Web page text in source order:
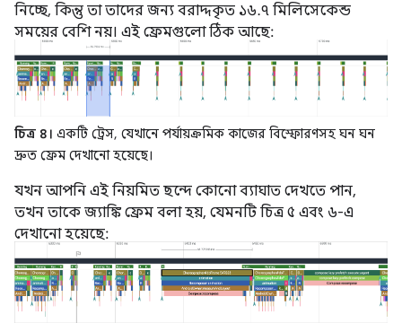
নিচ্ছে, কিন্তু তা তাদের জন্য বরাদ্দকৃত ১৬.৭ মিলিসেকেন্ড
সময়ের বেশি নয়। এই ফ্রেমগুলো ঠিক আছে:
চিত্র ৪। একটি ট্রেস, যেখানে পর্যায়ক্রমিক কাজের বিস্ফোরণসহ ঘন ঘন
দ্রুত ফ্রেম দেখানো হয়েছে।
যখন আপনি এই নিয়মিত ছন্দে কোনো ব্যাঘাত দেখতে পান,
তখন তাকে জ্যাঙ্কি ফ্রেম বলা হয়, যেমনটি চিত্র ৫ এবং ৬-এ
দেখানো হয়েছে: